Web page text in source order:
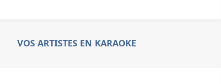
VOS ARTISTES EN KARAOKE